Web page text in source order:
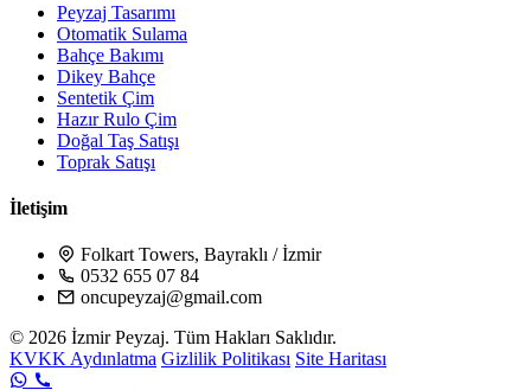
Peyzaj Tasarımı
Otomatik Sulama
Bahçe Bakımı
Dikey Bahçe
Sentetik Çim
Hazır Rulo Çim
Doğal Taş Satışı
Toprak Satışı
İletişim
Folkart Towers, Bayraklı / İzmir
0532 655 07 84
oncupeyzaj@gmail.com
© 2026 İzmir Peyzaj. Tüm Hakları Saklıdır.
KVKK Aydınlatma Gizlilik Politikası Site Haritası